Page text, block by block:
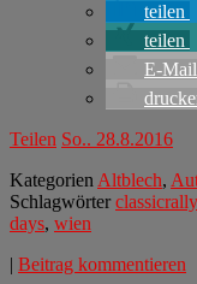
teilen
teilen
E-Mail
Teilen So.. 28.8.2016
KategorienAltblech,
Schlagwörter
days, wien
| Beitrag kommentieren